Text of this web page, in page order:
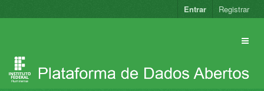
para
Entrar Registrar